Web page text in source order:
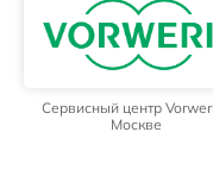
Сервисный центр
Москве